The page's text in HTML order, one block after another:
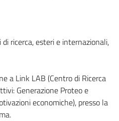
ricerca, esteri e internazionali,
a Link LAB (Centro di Ricerca
Generazione Proteo e
economiche), presso la